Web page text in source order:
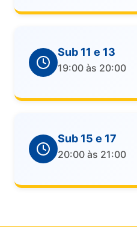
Sub 11 e 13
19:00 às 20:00
Sub 15 e 17
20:00 às 21:00